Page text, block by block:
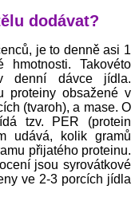
dodávat?
je to denně asi 1
Takovéto
denní dávce jídla.
proteiny obsažené v
(tvaroh), a mase. O
tzv. PER (protein
udává, kolik gramů
přijatého proteinu.
jsou syrovátkové
ve 2-3 porcích jídla